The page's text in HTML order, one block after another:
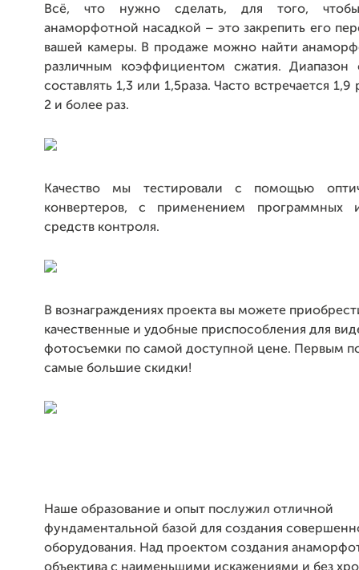
Всё, что нужно сделать, для того,
анаморфотной насадкой – это закрепить его
вашей камеры. В продаже можно найти
различным коэффициентом сжатия. Диапазон
составлять 1,3 или 1,5раза. Часто встречается 1,9
2 и более раз.
Качество мы тестировали с помощью
конвертеров, с применением программных
средств контроля.
В вознаграждениях проекта вы можете
качественные и удобные приспособления для
фотосъемки по самой доступной цене. Первым
самые большие скидки!
Наше образование и опыт послужил отличной
фундаментальной базой для создания
оборудования. Над проектом создания